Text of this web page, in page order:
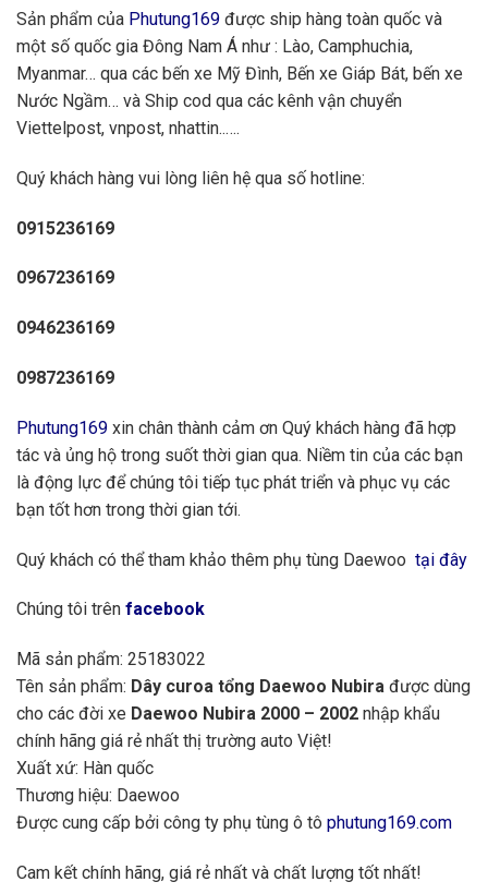
Sản phẩm của Phutung169 được ship hàng toàn quốc và
một số quốc gia Đông Nam Á như : Lào, Camphuchia,
Myanmar… qua các bến xe Mỹ Đình, Bến xe Giáp Bát, bến xe
Nước Ngầm… và Ship cod qua các kênh vận chuyển
Viettelpost, vnpost, nhattin..….
Quý khách hàng vui lòng liên hệ qua số hotline:
0915236169
0967236169
0946236169
0987236169
Phutung169 xin chân thành cảm ơn Quý khách hàng đã hợp
tác và ủng hộ trong suốt thời gian qua. Niềm tin của các bạn
là động lực để chúng tôi tiếp tục phát triển và phục vụ các
bạn tốt hơn trong thời gian tới.
Quý khách có thể tham khảo thêm phụ tùng Daewoo tại đây
Chúng tôi trên facebook
Mã sản phẩm: 25183022
Tên sản phẩm: Dây curoa tổng Daewoo Nubira được dùng
cho các đời xe Daewoo Nubira 2000 – 2002 nhập khẩu
chính hãng giá rẻ nhất thị trường auto Việt!
Xuất xứ: Hàn quốc
Thương hiệu: Daewoo
Được cung cấp bởi công ty phụ tùng ô tô phutung169.com
Cam kết chính hãng, giá rẻ nhất và chất lượng tốt nhất!